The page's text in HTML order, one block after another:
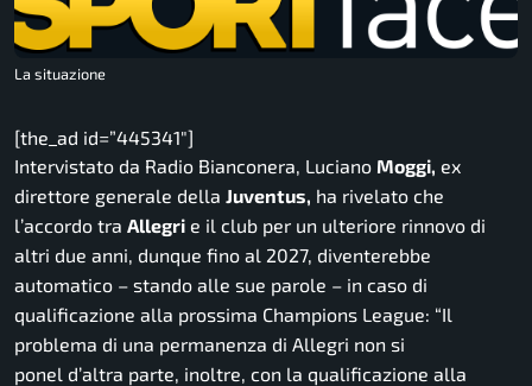
La situazione
[the_ad id=”445341″]
Intervistato da Radio Bianconera, Luciano Moggi, ex
direttore generale della Juventus, ha rivelato che
l’accordo tra Allegri e il club per un ulteriore rinnovo di
altri due anni, dunque fino al 2027, diventerebbe
automatico – stando alle sue parole – in caso di
qualificazione alla prossima Champions League: “Il
problema di una permanenza di Allegri non si
ponel d’altra parte, inoltre, con la qualificazione alla